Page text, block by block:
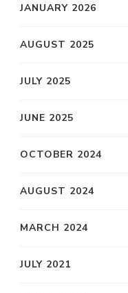
JANUARY 2026
AUGUST 2025
JULY 2025
JUNE 2025
OCTOBER 2024
AUGUST 2024
MARCH 2024
JULY 2021